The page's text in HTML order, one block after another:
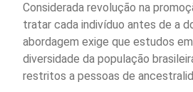
Considerada revolução na
tratar cada indivíduo antes de a
abordagem exige que estudos
diversidade da população
restritos a pessoas de